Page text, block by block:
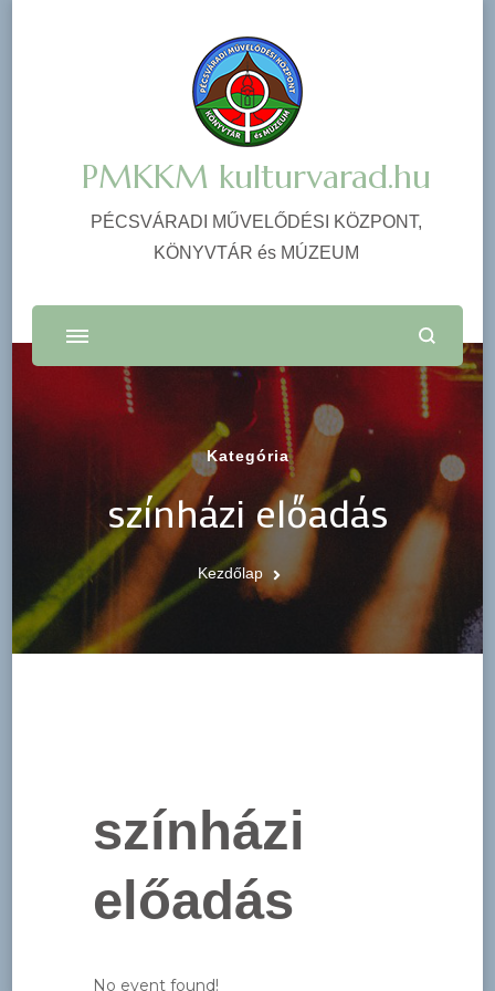
PMKKM kulturvarad.hu
PÉCSVÁRADI MŰVELŐDÉSI KÖZPONT,
KÖNYVTÁR és MÚZEUM
Kategória
színházi előadás
Kezdőlap
színházi
előadás
No event found!